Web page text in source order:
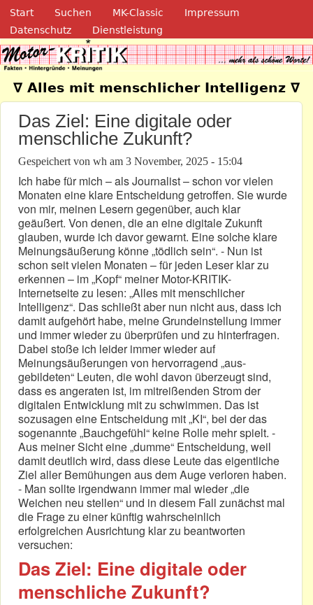
Direkt zum Inhalt
Navigation
Start Suchen MK-Classic
Impressum
Datenschutz
Dienstleistung
Motor-Kritik.de
∇ Alles mit menschlicher Intelligenz ∇
Das Ziel: Eine digitale oder
menschliche Zukunft?
Gespeichert von wh am 3 November, 2025 - 15:04
Ich habe für mich – als Journalist – schon vor vielen
Monaten eine klare Entscheidung getroffen. Sie wurde
von mir, meinen Lesern gegenüber, auch klar
geäußert. Von denen, die an eine digitale Zukunft
glauben, wurde ich davor gewarnt. Eine solche klare
Meinungsäußerung könne „tödlich sein“. - Nun ist
schon seit vielen Monaten – für jeden Leser klar zu
erkennen – im „Kopf“ meiner Motor-KRITIK-
Internetseite zu lesen: „Alles mit menschlicher
Intelligenz“. Das schließt aber nun nicht aus, dass ich
damit aufgehört habe, meine Grundeinstellung immer
und immer wieder zu überprüfen und zu hinterfragen.
Dabei stoße ich leider immer wieder auf
Meinungsäußerungen von hervorragend „aus-
gebildeten“ Leuten, die wohl davon überzeugt sind,
dass es angeraten ist, im mitreißenden Strom der
digitalen Entwicklung mit zu schwimmen. Das ist
sozusagen eine Entscheidung mit „KI“, bei der das
sogenannte „Bauchgefühl“ keine Rolle mehr spielt. -
Aus meiner Sicht eine „dumme“ Entscheidung, weil
damit deutlich wird, dass diese Leute das eigentliche
Ziel aller Bemühungen aus dem Auge verloren haben.
- Man sollte irgendwann immer mal wieder „die
Weichen neu stellen“ und in diesem Fall zunächst mal
die Frage zu einer künftig wahrscheinlich
erfolgreichen Ausrichtung klar zu beantworten
versuchen:
Das Ziel: Eine digitale oder
menschliche Zukunft?